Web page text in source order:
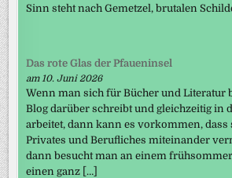
Sinn steht nach Gemetzel, brutalen
Das rote Glas der Pfaueninsel
am 10. Juni 2026
Wenn man sich für Bücher und Literatur
Blog darüber schreibt und gleichzeitig in
arbeitet, dann kann es vorkommen, dass
Privates und Berufliches miteinander
dann besucht man an einem
einen ganz […]